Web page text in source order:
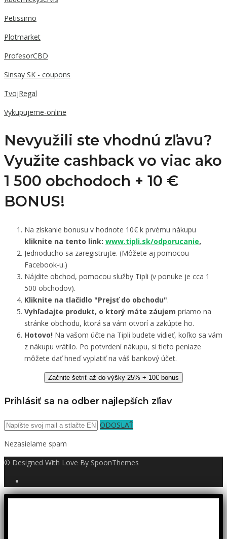
Petissimo
Plotmarket
ProfesorCBD
Sinsay SK - coupons
TvojRegal
Vykupujeme-online
Nevyužili ste vhodnú zľavu?
Využite cashback vo viac ako
1 500 obchodoch + 10 €
BONUS!
Na získanie bonusu v hodnote 10€ k prvému nákupu
kliknite na tento link: www.tipli.sk/odporucanie.
Jednoducho sa zaregistrujte. (Môžete aj pomocou
Facebook-u.)
Nájdite obchod, pomocou služby Tipli (v ponuke je cca 1
500 obchodov).
Kliknite na tlačidlo "Prejsť do obchodu".
Vyhľadajte produkt, o ktorý máte záujem priamo na
stránke obchodu, ktorá sa vám otvorí a zakúpte ho.
Hotovo! Na vašom účte na Tipli budete vidieť, koľko sa vám
z nákupu vrátilo. Po potvrdení nákupu, si tieto peniaze
môžete dať hneď vyplatiť na váš bankový účet.
Začnite šetriť až do výšky 25% + 10€ bonus
Prihlásiť sa na odber najlepších zľiav
ODOSLAŤ
Nezasielame spam
© Designed With Love By SpoonThemes